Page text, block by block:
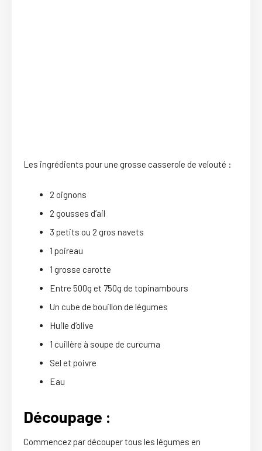
Les ingrédients pour une grosse casserole de velouté :
2 oignons
2 gousses d’ail
3 petits ou 2 gros navets
1 poireau
1 grosse carotte
Entre 500g et 750g de topinambours
Un cube de bouillon de légumes
Huile d’olive
1 cuillère à soupe de curcuma
Sel et poivre
Eau
Découpage :
Commencez par découper tous les légumes en